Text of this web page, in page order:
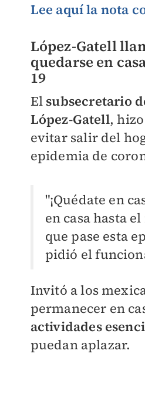
Lee aquí la nota
López-Gatell
quedarse en
19
El subsecretario
López-Gatell,
evitar salir del
epidemia de
"¡Quédate en
en casa hasta
que pase esta
pidió el
Invitó a los
permanecer en
actividades
puedan aplazar.